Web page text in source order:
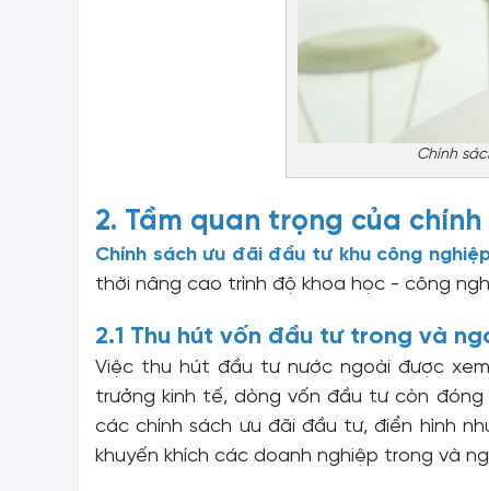
Chính
2. Tầm quan trọng của
Chính sách ưu đãi đầu tư khu công
thời nâng cao trình độ khoa học - công
2.1 Thu hút vốn đầu tư trong và
Việc thu hút đầu tư nước ngoài được
trưởng kinh tế, dòng vốn đầu tư còn
các chính sách ưu đãi đầu tư, điển hình
khuyến khích các doanh nghiệp trong và